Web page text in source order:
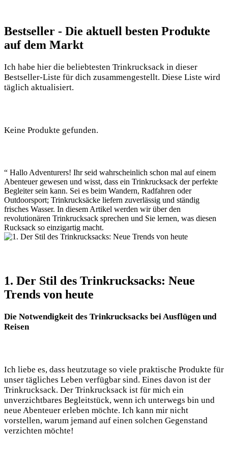
Bestseller ⁢- Die aktuell besten Produkte
auf dem Markt
Ich ‍habe hier⁣ die beliebtesten ‌Trinkrucksack in ⁣dieser
Bestseller-Liste für dich zusammengestellt. ⁤Diese Liste wird
täglich aktualisiert. ‌
Keine Produkte gefunden.
“ ⁤Hallo‍ Adventurers! Ihr⁤ seid wahrscheinlich schon mal auf einem
Abenteuer gewesen und wisst, dass ein ⁤Trinkrucksack der perfekte
Begleiter ⁢sein kann. Sei es beim Wandern, Radfahren oder
Outdoorsport; Trinkrucksäcke liefern⁢ zuverlässig und ‍ständig
frisches Wasser. In diesem ‌Artikel werden⁢ wir über den
revolutionären Trinkrucksack‌ sprechen und Sie lernen, was ⁤diesen
Rucksack so einzigartig macht.
1. Der Stil des Trinkrucksacks: Neue
Trends von⁢ heute
Die Notwendigkeit‍ des Trinkrucksacks bei ​Ausflügen‍ und
Reisen
Ich ⁣liebe es, dass heutzutage so ‌viele‍ praktische ⁢Produkte ‍für⁤
unser‌ tägliches‍ Leben ​verfügbar sind. Eines ⁤davon​ ist ‌der
Trinkrucksack.‌ Der Trinkrucksack⁢ ist für ‍mich ein
unverzichtbares Begleitstück, wenn ich ⁤unterwegs bin und⁣
neue Abenteuer⁣ erleben möchte. Ich kann mir nicht
vorstellen, warum jemand auf ‌einen solchen Gegenstand
verzichten möchte!